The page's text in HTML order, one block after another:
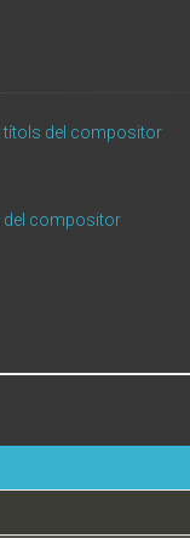
títols del compositor
del compositor